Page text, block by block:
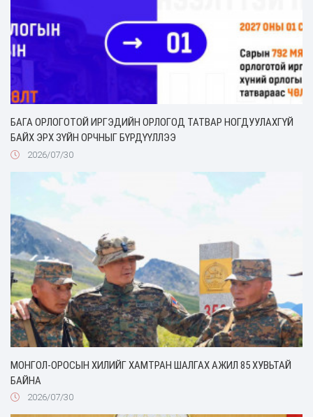
БАГА ОРЛОГОТОЙ ИРГЭДИЙН ОРЛОГОД ТАТВАР НОГДУУЛАХГҮЙ
БАЙХ ЭРХ ЗҮЙН ОРЧНЫГ БҮРДҮҮЛЛЭЭ
2026/07/30
МОНГОЛ-ОРОСЫН ХИЛИЙГ ХАМТРАН ШАЛГАХ АЖИЛ 85 ХУВЬТАЙ
БАЙНА
2026/07/30